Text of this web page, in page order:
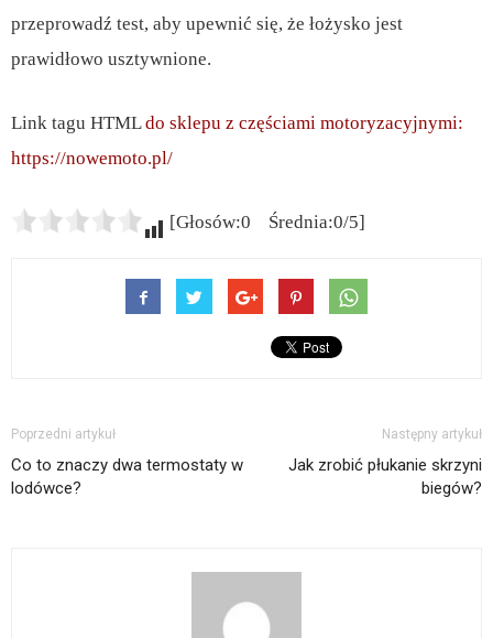
przeprowadź test, aby upewnić się, że łożysko jest
prawidłowo usztywnione.
Link tagu HTMLdo sklepu z częściami motoryzacyjnymi:
https://nowemoto.pl/
[Głosów:0 Średnia:0/5]
Poprzedni artykuł
Co to znaczy dwa termostaty w
lodówce?
Następny artykuł
Jak zrobić płukanie skrzyni
biegów?